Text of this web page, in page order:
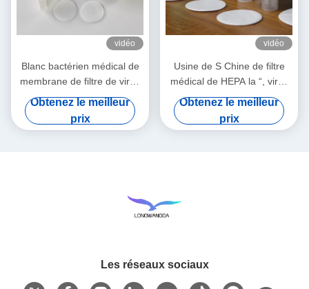
vidéo
Blanc bactérien médical de
membrane de filtre de virus
de HME
Obtenez le meilleur
prix
vidéo
Usine de S Chine de filtre
médical de HEPA la “, virus
bactériens de BEF 99,99%
filtrent
Obtenez le meilleur
prix
Les réseaux sociaux